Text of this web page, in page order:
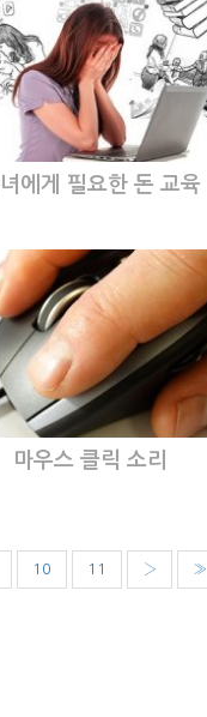
에게 필요한 돈 교육
마우스 클릭 소리
10 11 › »